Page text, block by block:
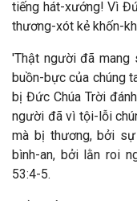
tiếng hát-xướng! Vì
thương-xót kẻ khốn-
'Thật người đã mang
buồn-bực của chúng
bị Đức Chúa Trời
người đã vì tội-lỗi
mà bị thương, bởi
bình-an, bởi lằn roi
53:4-5.